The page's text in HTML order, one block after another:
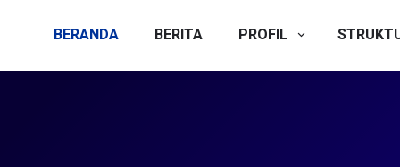
BERANDA BERITA PROFIL